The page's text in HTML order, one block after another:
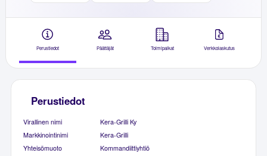
Perustiedot Päättäjät Toimipaikat Verkkolaskutus
Perustiedot
Virallinen nimi
Kera-Grilli Ky
Markkinointinimi
Kera-Grilli
Yhteisömuoto
Kommandiittiyhtiö